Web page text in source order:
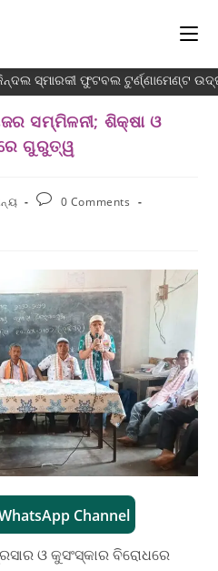
ସ୍ମାରକୀ ଫୁଟବଲ ଟୁର୍ଣ୍ଣାମେଣ୍ଟ
ସମ୍ମିଳନୀ; ଶିକ୍ଷା ଓ
ଗୁରୁତ୍ୱ
0 Comments
Channel
ଓ କୁସଂସ୍କାର ବିରୋଧରେ